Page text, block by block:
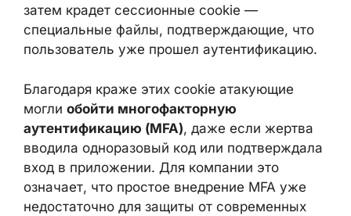
«посредником» между пользователем и
настоящим сайтом: перехватывает трафик,
а затем крадет сессионные cookie —
пользователь уже прошел
аутентификацию.
Благодаря краже этих cookie атакующие
могли обойти многофакторную
аутентификацию (MFA), даже если жертва
вводила одноразовый код или